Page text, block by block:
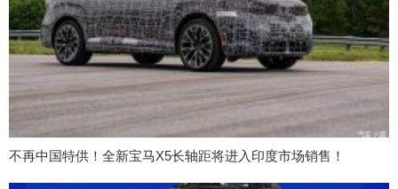
不再中国特供！全新宝马X5长轴距将进入印度市场销售！